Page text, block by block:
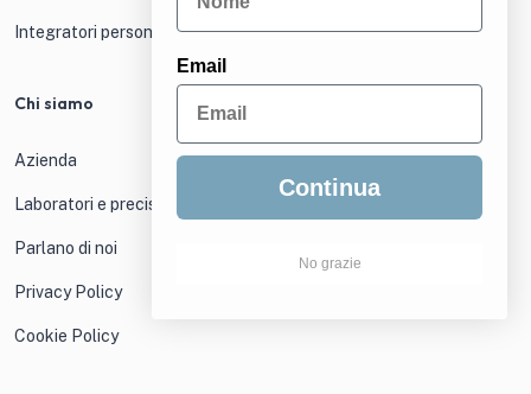
Integratori personalizzati
Chi siamo
Azienda
Laboratori e precisione
Parlano di noi
Privacy Policy
Cookie Policy
Email
Continua
No grazie